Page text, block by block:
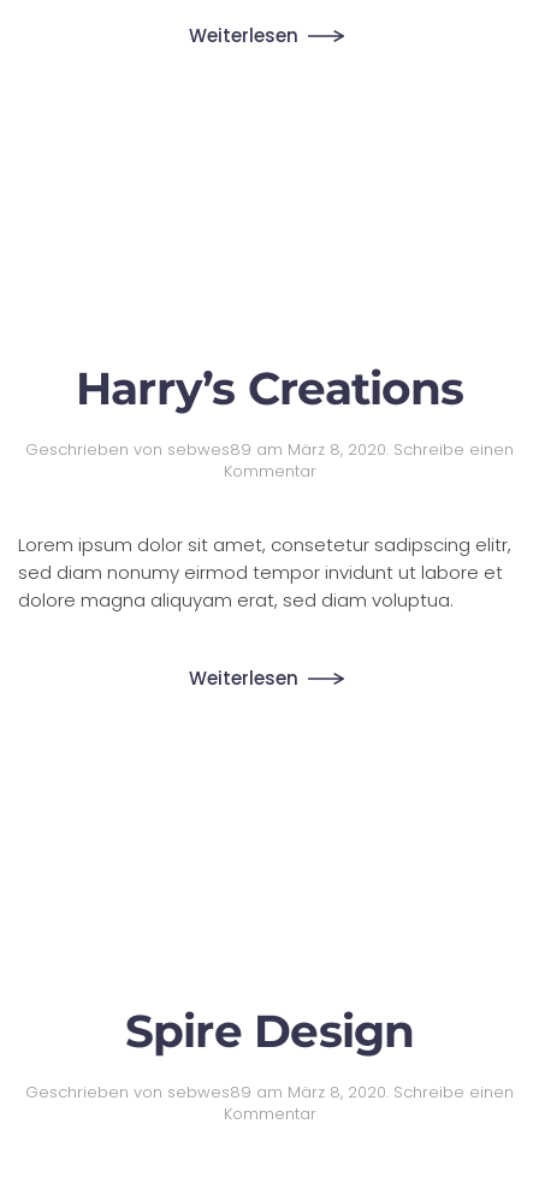
Weiterlesen
Harry’s Creations
Geschrieben von sebwes89 am März 8, 2020. Schreibe einen
Kommentar
Lorem ipsum dolor sit amet, consetetur sadipscing elitr,
sed diam nonumy eirmod tempor invidunt ut labore et
dolore magna aliquyam erat, sed diam voluptua.
Weiterlesen
Spire Design
Geschrieben von sebwes89 am März 8, 2020. Schreibe einen
Kommentar